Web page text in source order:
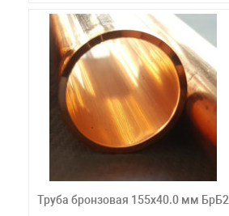
Труба бронзовая 155х40.0 мм БрБ2